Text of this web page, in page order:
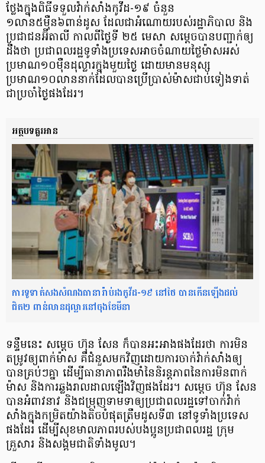
ថ្លែងក្នុងពិធីទទួលវ៉ាក់សាំងកូវីដ-១៩ ចំនួន
១លាន៥ម៉ឺន៦ពាន់ដូស ដែលជាអំណោយរបស់រដ្ឋាភិបាល និង
ប្រជាជនអ៊ីតាលី កាលពីថ្ងៃទី ២៥ មេសា សម្តេចបានបញ្ជាក់ឲ្យ
ដឹងថា ប្រជាពលរដ្ឋទូទាំងប្រទេសអាចចំណាយថ្លៃម៉ាសអស់
ប្រមាណ១០ម៉ឺនដុល្លារក្នុងមួយថ្ងៃ ដោយមានមនុស្ស
ប្រមាណ១០លាននាក់ដែលបានប្រើប្រាស់ម៉ាសជាប់ទៀងទាត់
ជាប្រចាំថ្ងៃផងដែរ។
អត្ថបទគួរអាន
ការទូទាត់សងសំណងធានារ៉ាប់រងកូវីដ-១៩ នៅថៃ បានកើនឡើងដល់
ជិត២ ពាន់លានដុល្លារនៅចុងខែមីនា
ទន្ទឹមនេះ សម្តេច ហ៊ុន សែន ក៏បានអះអាងផងដែរថា ការមិន
តម្រូវឲ្យពាក់ម៉ាស គឺជំនួសមកវិញដោយការចាក់វ៉ាក់សាំងឲ្យ
បានគ្រប់ៗគ្នា ដើម្បីធានាភាពរឹងមាំនៃនិរន្តភាពនៃការមិនពាក់
ម៉ាស និងការឆ្លងរាលដាលឡើងវិញផងដែរ។ សម្តេច ហ៊ុន សែន
បានអំពាវនាវ និងជម្រុញទាមទាឲ្យប្រជាពលរដ្ឋទៅចាក់វ៉ាក់
សាំងក្នុងកម្រិតយ៉ាងតិចបំផុតត្រឹមដូសទី៣ នៅទូទាំងប្រទេស
ផងដែរ ដើម្បីសុខមាលភាពរបស់បងប្អូនប្រជាពលរដ្ឋ ក្រុម
គ្រួសារ និងសង្គមជាតិទាំងមូល។